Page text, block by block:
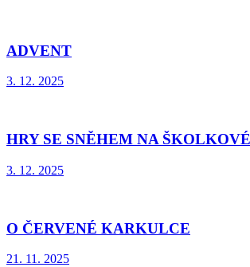
ADVENT
3. 12. 2025
HRY SE SNĚHEM NA
3. 12. 2025
O ČERVENÉ KARKULCE
21. 11. 2025